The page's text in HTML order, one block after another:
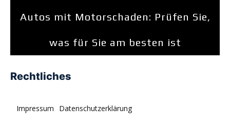
Autos mit Motorschaden: Prüfen Sie,
was für Sie am besten ist
Rechtliches
Impressum Datenschutzerklärung